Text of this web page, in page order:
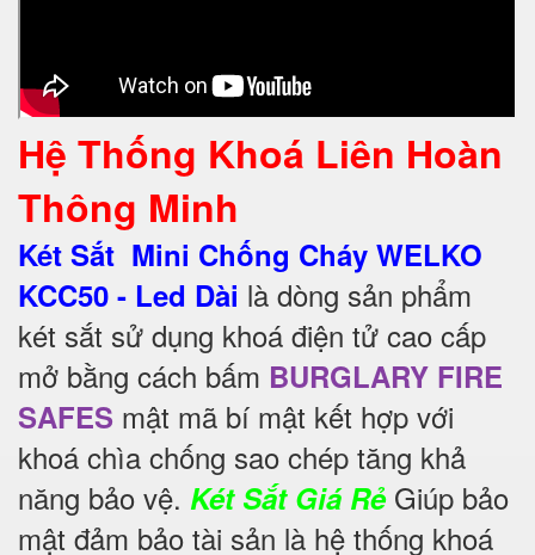
Hệ Thống Khoá Liên Hoàn
Thông Minh
Két Sắt Mini Chống Cháy WELKO
KCC50 - Led Dài là dòng sản phẩm
két sắt sử dụng khoá điện tử cao cấp
mở bằng cách bấm BURGLARY FIRE
SAFES mật mã bí mật kết hợp với
khoá chìa chống sao chép tăng khả
năng bảo vệ. Két Sắt Giá RẻGiúp bảo
mật đảm bảo tài sản là hệ thống khoá